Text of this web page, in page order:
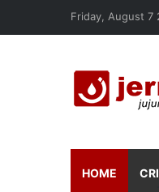
Friday, August 7
HOME